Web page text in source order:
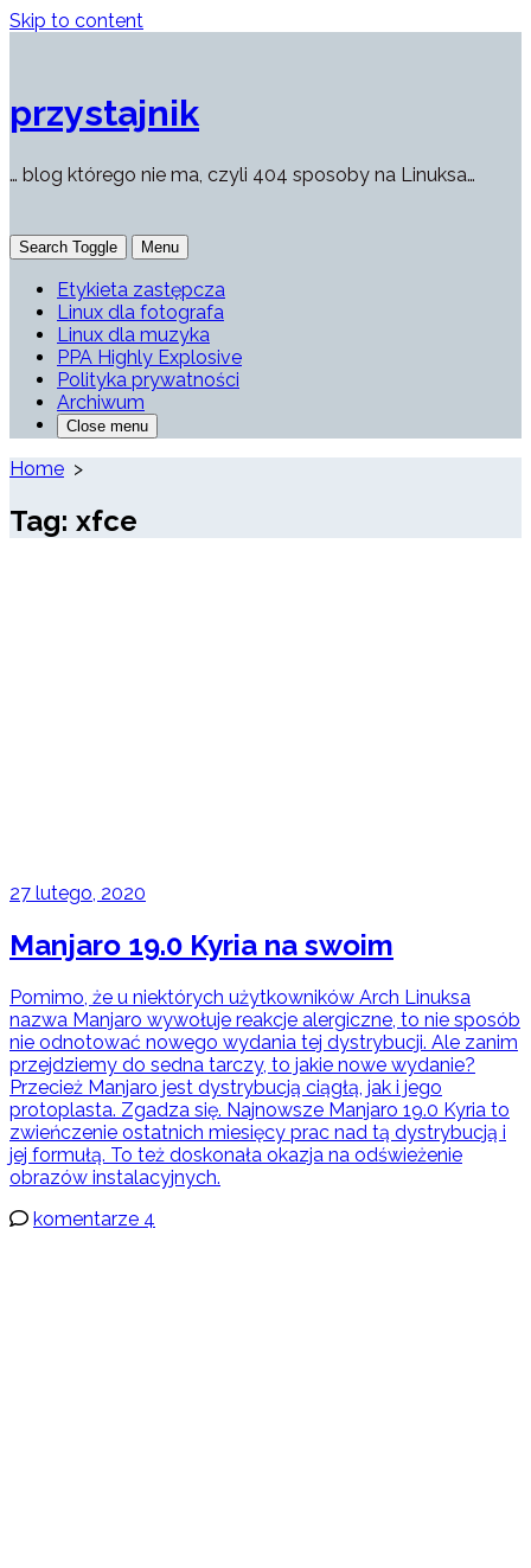
Skip to content
przystajnik
… blog którego nie ma, czyli 404 sposoby na Linuksa…
Search Toggle Menu
Etykieta zastępcza
Linux dla fotografa
Linux dla muzyka
PPA Highly Explosive
Polityka prywatności
Archiwum
Close menu
Home >
Tag: xfce
27 lutego, 2020
Manjaro 19.0 Kyria na swoim
Pomimo, że u niektórych użytkowników Arch Linuksa
nazwa Manjaro wywołuje reakcje alergiczne, to nie sposób
nie odnotować nowego wydania tej dystrybucji. Ale zanim
przejdziemy do sedna tarczy, to jakie nowe wydanie?
Przecież Manjaro jest dystrybucją ciągłą, jak i jego
protoplasta. Zgadza się. Najnowsze Manjaro 19.0 Kyria to
zwieńczenie ostatnich miesięcy prac nad tą dystrybucją i
jej formułą. To też doskonała okazja na odświeżenie
obrazów instalacyjnych.
komentarze 4